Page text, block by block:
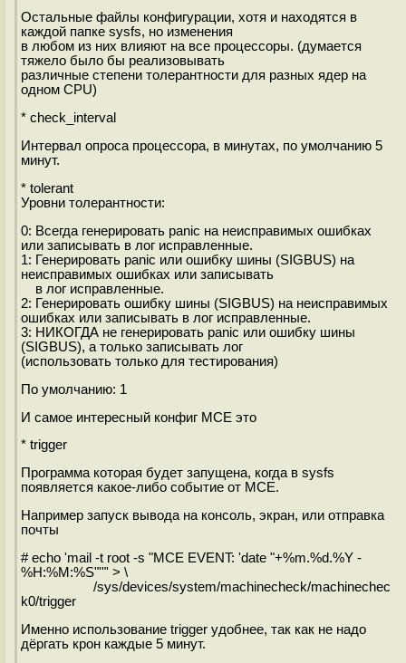
Остальные файлы конфигурации, хотя и находятся в
каждой папке sysfs, но изменения
в любом из них влияют на все процессоры. (думается
тяжело было бы реализовывать
различные степени толерантности для разных ядер на
одном CPU)
* check_interval
Интервал опроса процессора, в минутах, по умолчанию 5
минут.
* tolerant
Уровни толерантности:
0: Всегда генерировать panic на неисправимых ошибках
или записывать в лог исправленные.
1: Генерировать panic или ошибку шины (SIGBUS) на
неисправимых ошибках или записывать
в лог исправленные.
2: Генерировать ошибку шины (SIGBUS) на неисправимых
ошибках или записывать в лог исправленные.
3: НИКОГДА не генерировать panic или ошибку шины
(SIGBUS), а только записывать лог
(использовать только для тестирования)
По умолчанию: 1
И самое интересный конфиг MCE это
* trigger
Программа которая будет запущена, когда в sysfs
появляется какое-либо событие от MCE.
Например запуск вывода на консоль, экран, или отправка
почты
# echo 'mail -t root -s "MCE EVENT: 'date "+%m.%d.%Y -
%H:%M:%S"'"' > \
/sys/devices/system/machinecheck/machinechec
k0/trigger
Именно использование trigger удобнее, так как не надо
дёргать крон каждые 5 минут.